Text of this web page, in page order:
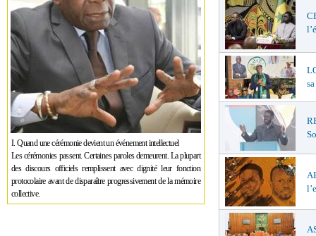
I. Quand une cérémonie devient un événement intellectuel
Les cérémonies passent. Certaines paroles demeurent. La plupart
des discours officiels remplissent avec dignité leur fonction
protocolaire avant de disparaître progressivement de la mémoire
collective.